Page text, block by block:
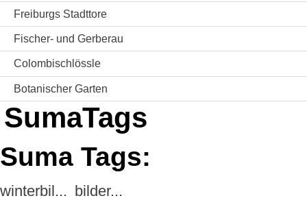
Freiburgs Stadttore
Fischer- und Gerberau
Colombischlössle
Botanischer Garten
SumaTags
Suma Tags:
winterbil... bilder...